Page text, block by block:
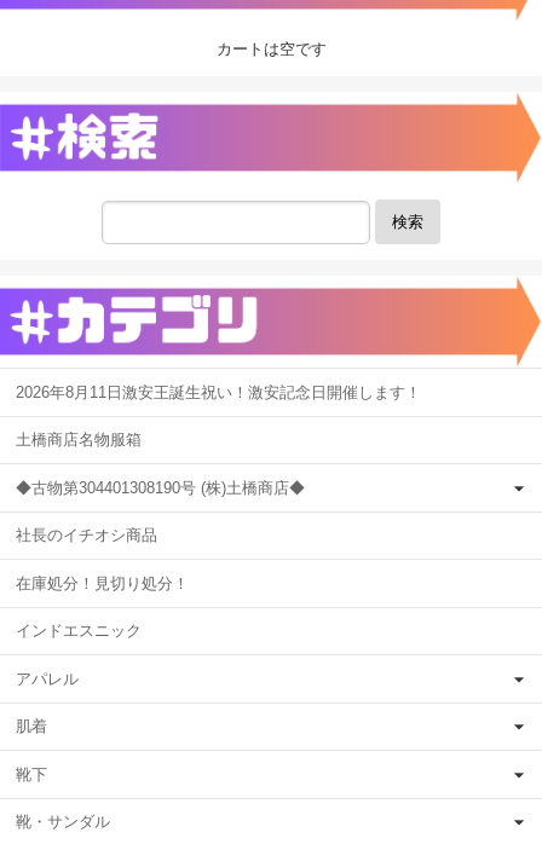
カートは空です
検索
2026年8月11日激安王誕生祝い！激安記念日開催します！
土橋商店名物服箱
◆古物第304401308190号 (株)土橋商店◆
社長のイチオシ商品
在庫処分！見切り処分！
インドエスニック
アパレル
肌着
靴下
靴・サンダル